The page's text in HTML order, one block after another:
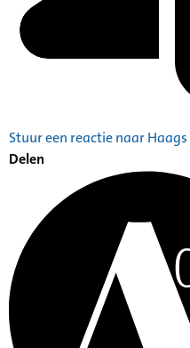
Stuur een reactie naar
Delen